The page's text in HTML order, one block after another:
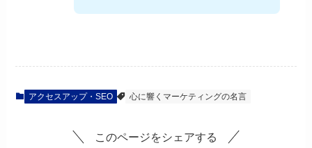
アクセスアップ・SEO 心に響くマーケティングの名言
このページをシェアする